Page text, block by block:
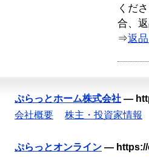
くだ
合、
⇒返
ぷらっとホーム株式会社 —
会社概要
株主・投資家情報
ぷらっとオンライン —